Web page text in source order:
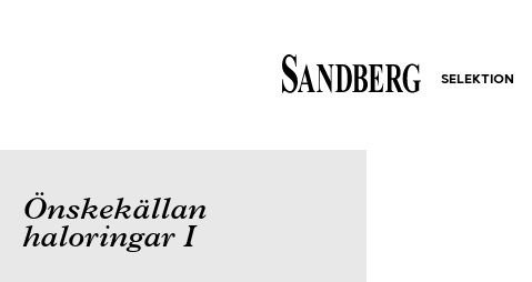
Önskekällan
haloringar I
SELEKTION